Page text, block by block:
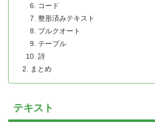
コード
整形済みテキスト
プルクオート
テーブル
詩
まとめ
テキスト